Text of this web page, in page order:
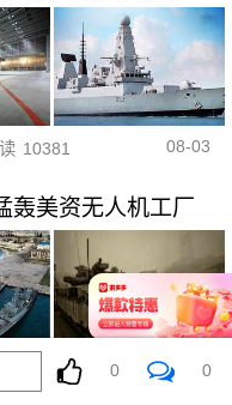
10381 08-03
轰美资无人机工厂
8845 08-03
0 0